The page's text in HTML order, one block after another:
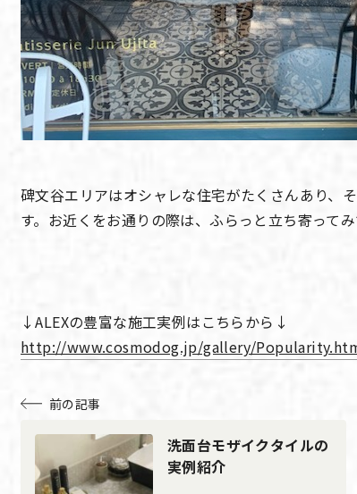
碑文谷エリアはオシャレな住宅がたくさんあり、
す。お近くをお通りの際は、ふらっと立ち寄って
↓ALEXの豊富な施工実例はこちらから↓
http://www.cosmodog.jp/gallery/
前の記事
洗面台モザイクタイルの
実例紹介